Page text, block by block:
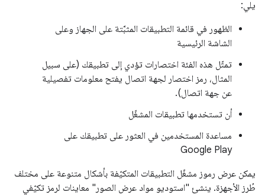
يلي:
الظهور في قائمة التطبيقات المثبَّتة على الجهاز وعلى
الشاشة الرئيسية
تمثّل هذه الفئة اختصارات تؤدي إلى تطبيقك (على سبيل
المثال، رمز اختصار لجهة اتصال يفتح معلومات تفصيلية
عن جهة اتصال).
أن تستخدمها تطبيقات المشغّل
مساعدة المستخدمين في العثور على تطبيقك على
Google Play
يمكن عرض رموز مشغّل التطبيقات المتكيّفة بأشكال متنوعة على مختلف
طُرز الأجهزة. ينشئ "استوديو مواد عرض الصور" معاينات لرمز تكيّفي